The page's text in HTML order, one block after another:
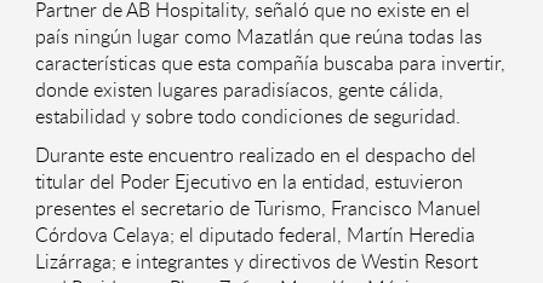
Partner de AB Hospitality, señaló que no existe en el
país ningún lugar como Mazatlán que reúna todas las
características que esta compañía buscaba para invertir,
donde existen lugares paradisíacos, gente cálida,
estabilidad y sobre todo condiciones de seguridad.
Durante este encuentro realizado en el despacho del
titular del Poder Ejecutivo en la entidad, estuvieron
presentes el secretario de Turismo, Francisco Manuel
Córdova Celaya; el diputado federal, Martín Heredia
Lizárraga; e integrantes y directivos de Westin Resort